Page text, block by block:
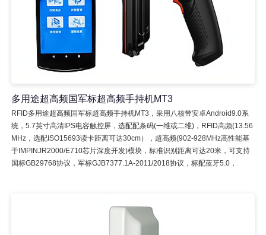
多用途超高频国军标超高频手持机MT3
RFID多用途超高频国军标超高频手持机MT3，采用八核带安卓Android9.0系
统，5.7英寸高清IPS电容触控屏，选配配条码(一维或二维)，RFID高频(13.56
MHz，选配ISO15693读卡距离可达30cm），超高频(902-928MHz高性能基
于IMPINJR2000/E710芯片深度开发)模块，标准识别距离可达20米，可支持
国标GB29768协议，军标GJB7377.1A-2011/2018协议，标配蓝牙5.0，